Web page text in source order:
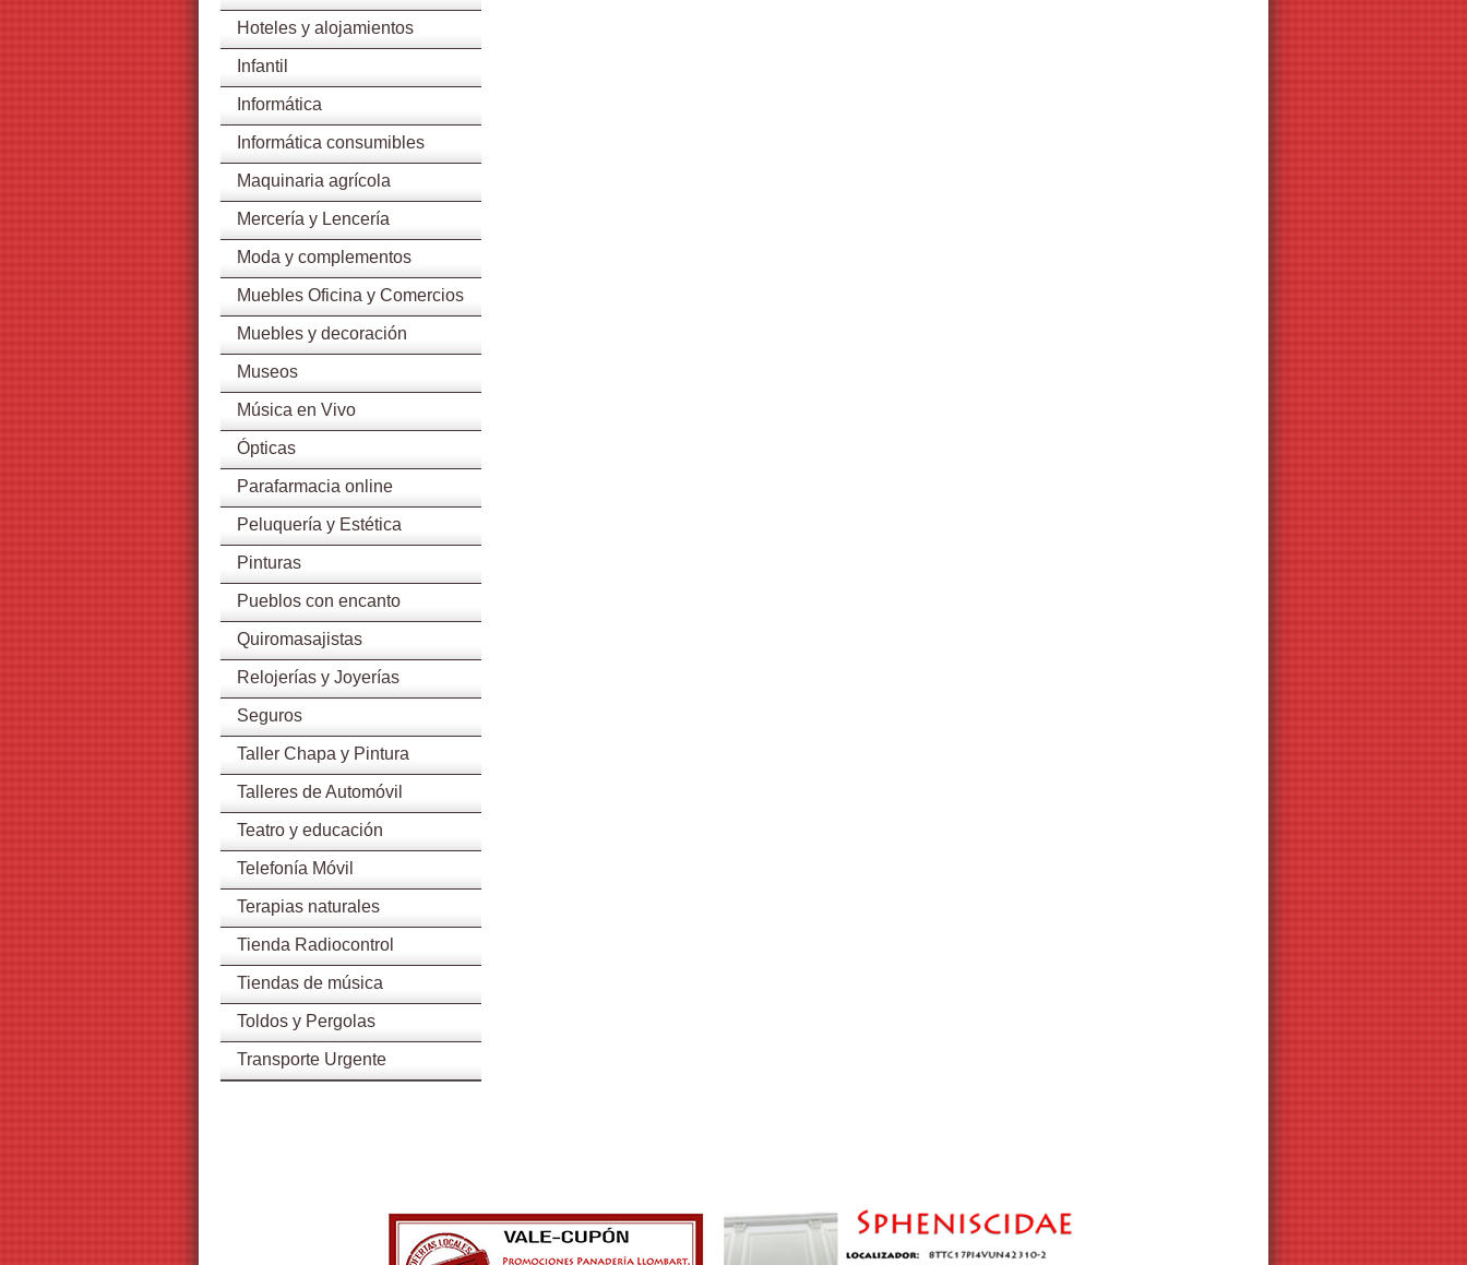
Hoteles y alojamientos
Infantil
Informática
Informática consumibles
Maquinaria agrícola
Mercería y Lencería
Moda y complementos
Muebles Oficina y Comercios
Muebles y decoración
Museos
Música en Vivo
Ópticas
Parafarmacia online
Peluquería y Estética
Pinturas
Pueblos con encanto
Quiromasajistas
Relojerías y Joyerías
Seguros
Taller Chapa y Pintura
Talleres de Automóvil
Teatro y educación
Telefonía Móvil
Terapias naturales
Tienda Radiocontrol
Tiendas de música
Toldos y Pergolas
Transporte Urgente